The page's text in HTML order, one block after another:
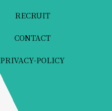
RECRUIT
CONTACT
PRIVACY-POLICY